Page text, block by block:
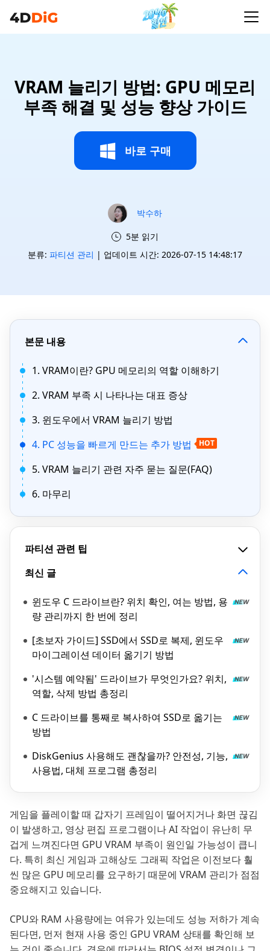
VRAM 늘리기 방법: GPU 메모리
부족 해결 및 성능 향상 가이드
바로 구매
박수하
5분 읽기
분류: 파티션 관리 | 업데이트 시간: 2026-07-15 14:48:17
본문 내용
1. VRAM이란? GPU 메모리의 역할 이해하기
2. VRAM 부족 시 나타나는 대표 증상
3. 윈도우에서 VRAM 늘리기 방법
4. PC 성능을 빠르게 만드는 추가 방법
HOT
5. VRAM 늘리기 관련 자주 묻는 질문(FAQ)
6. 마무리
파티션 관련 팁
최신 글
윈도우 C 드라이브란? 위치 확인, 여는 방법, 용
량 관리까지 한 번에 정리
[초보자 가이드] SSD에서 SSD로 복제, 윈도우
마이그레이션 데이터 옮기기 방법
'시스템 예약됨' 드라이브가 무엇인가요? 위치,
역할, 삭제 방법 총정리
C 드라이브를 통째로 복사하여 SSD로 옮기는
방법
DiskGenius 사용해도 괜찮을까? 안전성, 기능,
사용법, 대체 프로그램 총정리
게임을 플레이할 때 갑자기 프레임이 떨어지거나 화면 끊김
이 발생하고, 영상 편집 프로그램이나 AI 작업이 유난히 무
겁게 느껴진다면 GPU VRAM 부족이 원인일 가능성이 큽니
다. 특히 최신 게임과 고해상도 그래픽 작업은 이전보다 훨
씬 많은 GPU 메모리를 요구하기 때문에 VRAM 관리가 점점
중요해지고 있습니다.
CPU와 RAM 사용량에는 여유가 있는데도 성능 저하가 계속
된다면, 먼저 현재 사용 중인 GPU VRAM 상태를 확인해 보